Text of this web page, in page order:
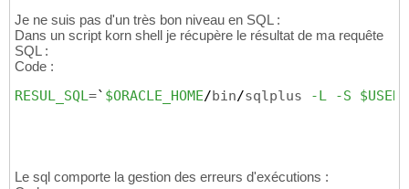
Je ne suis pas d'un très bon niveau en SQL :
Dans un script korn shell je récupère le résultat de ma requête
SQL :
Code :
RESUL_SQL=` $ORACLE_HOME/bin/sqlplus -L -S
Le sql comporte la gestion des erreurs d'exécutions :